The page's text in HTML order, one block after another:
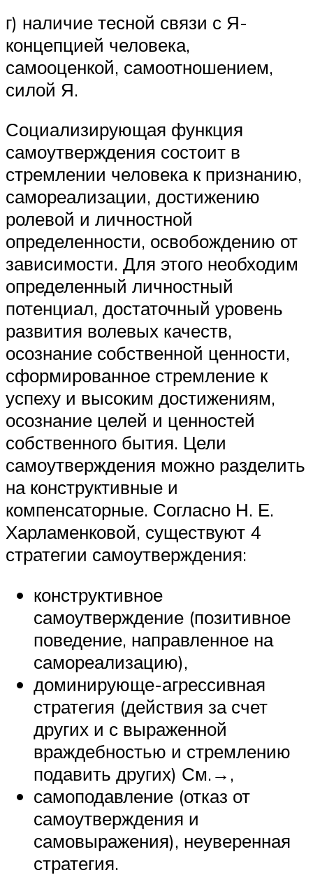
г) наличие тесной связи с Я-
концепцией человека,
самооценкой, самоотношением,
силой Я.
Социализирующая функция
самоутверждения состоит в
стремлении человека к признанию,
самореализации, достижению
ролевой и личностной
определенности, освобождению от
зависимости. Для этого необходим
определенный личностный
потенциал, достаточный уровень
развития волевых качеств,
осознание собственной ценности,
сформированное стремление к
успеху и высоким достижениям,
осознание целей и ценностей
собственного бытия. Цели
самоутверждения можно разделить
на конструктивные и
компенсаторные. Согласно Н. Е.
Харламенковой, существуют 4
стратегии самоутверждения:
конструктивное
самоутверждение (позитивное
поведение, направленное на
самореализацию),
доминирующе-агрессивная
стратегия (действия за счет
других и с выраженной
враждебностью и стремлению
подавить других) См.→,
самоподавление (отказ от
самоутверждения и
самовыражения), неуверенная
стратегия.